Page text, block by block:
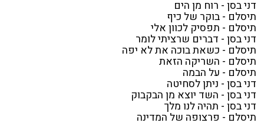
דני בסן - רוח מן הים
תיסלם - בוקר של כיף
תיסלם - תפסיק לכוון אלי
דני בסן - דברים שרציתי לומר
תיסלם - כשאת בוכה את לא יפה
תיסלם - השריקה הזאת
תיסלם - על הבמה
דני בסן - ניתן לסחיטה
דני בסן - השד יוצא מן הבקבוק
דני בסן - תהיה לנו מלך
תיסלם - פרצופה של המדינה